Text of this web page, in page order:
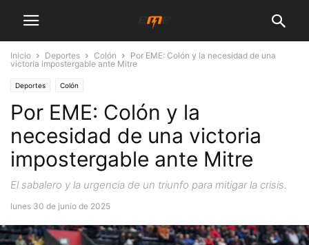
Inicio Deportes Colón
Por EME: Colón y la necesidad de una
victoria impostergable ante Mitre
Deportes Colón
Por EME: Colón y la
necesidad de una victoria
impostergable ante Mitre
El sabalero y la urgencia de un triunfo para mitigar la crisis.
lunes 30 de junio de 2025